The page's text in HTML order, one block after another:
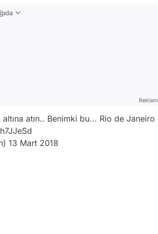
Reklam
atın.. Benimki bu... Rio de Janeiro
13 Mart 2018